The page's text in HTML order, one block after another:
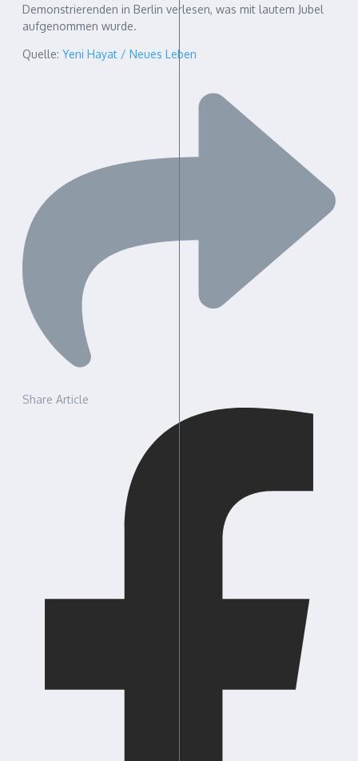
Demonstrierenden in Berlin verlesen, was mit lautem Jubel
aufgenommen wurde.
Quelle: Yeni Hayat / Neues Leben
Share Article